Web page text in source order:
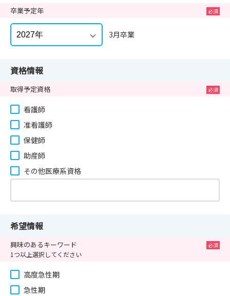
卒業予定年
3月卒業
資格情報
取得予定資格
看護師
准看護師
保健師
助産師
その他医療系資格
希望情報
興味のあるキーワード
1つ以上選択してください
高度急性期
急性期